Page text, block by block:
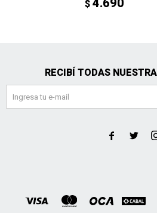
$
RECIBÍ TODAS
 